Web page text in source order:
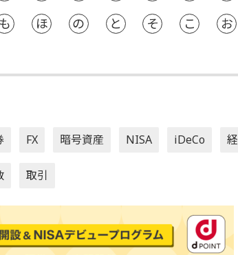
お
こ
そ
と
の
ほ
も
FX 暗号資産 NISA iDeCo
取引